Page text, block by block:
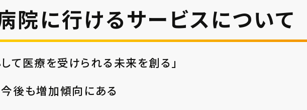
院に⾏けるサービスについて
て医療を受けられる未来を創る」
後も増加傾向にある